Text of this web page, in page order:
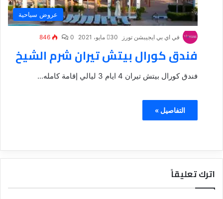
عروض سياحية
في اي بي ايجيبشن تورز 30 مايو، 2021 0
846
فندق كورال بيتش تيران شرم الشيخ
فندق كورال بيتش تيران 4 ايام 3 ليالي إقامة كامله...
التفاصيل »
اترك تعليقاً